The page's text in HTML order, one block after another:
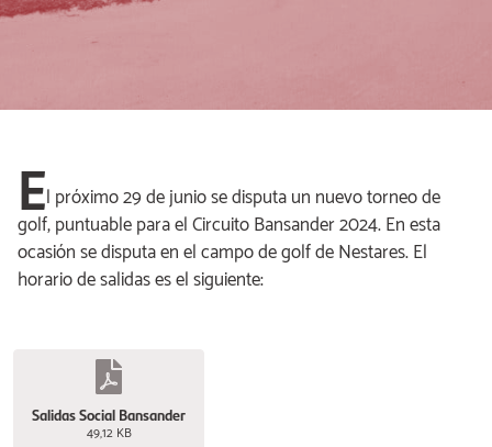
El próximo 29 de junio se disputa un nuevo torneo de
golf, puntuable para el Circuito Bansander 2024. En esta
ocasión se disputa en el campo de golf de Nestares. El
horario de salidas es el siguiente:
Salidas Social Bansander
49,12 KB